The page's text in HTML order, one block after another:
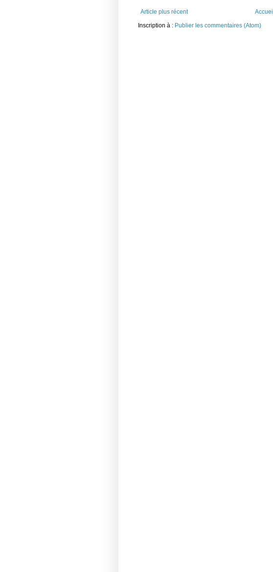
Article plus récent
Accueil
Inscription à : Publier les commentaires (Atom)